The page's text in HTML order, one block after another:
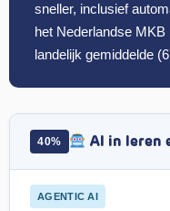
sneller, inclusief
het Nederlandse
landelijk gemiddelde
40% AI in leren
AGENTIC AI